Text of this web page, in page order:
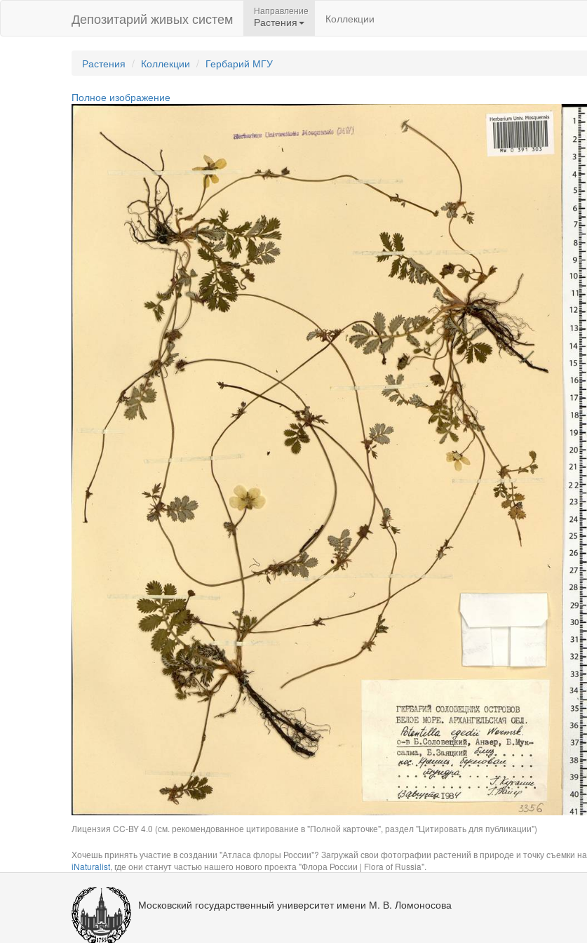
Депозитарий живых систем Направление
Растения Коллекции
Растения Коллекции Гербарий МГУ
Полное изображение
Лицензия CC-BY 4.0 (см. рекомендованное цитирование в "Полной карточке", раздел "Цитировать для публикации")
Хочешь принять участие в создании "Атласа флоры России"? Загружай свои фотографии растений в природе и точку съемки на
iNaturalist, где они станут частью нашего нового проекта "Флора России | Flora of Russia".
Московский государственный университет имени М. В. Ломоносова